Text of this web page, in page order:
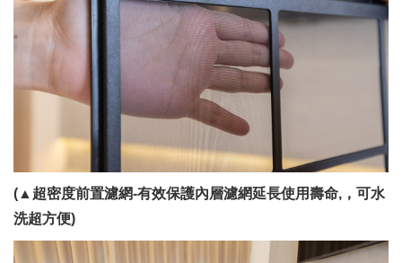
(▲超密度前置濾網-有效保護內層濾網延長使用壽命, ，可水
洗超方便)